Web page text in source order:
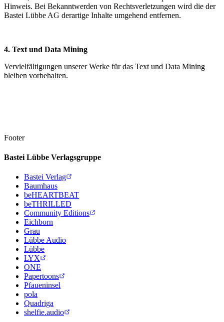
Hinweis. Bei Bekanntwerden von Rechtsverletzungen wird die der
Bastei Lübbe AG derartige Inhalte umgehend entfernen.
4. Text und Data Mining
Vervielfältigungen unserer Werke für das Text und Data Mining
bleiben vorbehalten.
Footer
Bastei Lübbe Verlagsgruppe
Bastei Verlag
Baumhaus
beHEARTBEAT
beTHRILLED
Community Editions
Eichborn
Grau
Lübbe Audio
Lübbe
LYX
ONE
Papertoons
Pfaueninsel
pola
Quadriga
shelfie.audio